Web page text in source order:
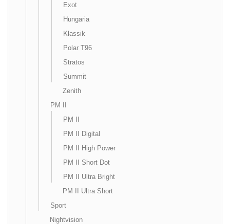
Exot
Hungaria
Klassik
Polar T96
Stratos
Summit
Zenith
PM II
PM II
PM II Digital
PM II High Power
PM II Short Dot
PM II Ultra Bright
PM II Ultra Short
Sport
Nightvision